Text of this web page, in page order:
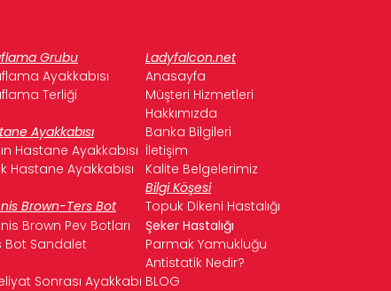
Grubu
Ladyfalcon.net
Ayakkabısı
Anasayfa
Terliği
Müşteri Hizmetleri
Hakkımızda
Ayakkabısı
Banka Bilgileri
Hastane Ayakkabısı İletişim
Hastane Ayakkabısı
Kalite Belgelerimiz
Bilgi Köşesi
Brown-Ters Bot
Topuk Dikeni Hastalığı
Brown Pev Botları
Şeker Hastalığı
Bot Sandalet
Parmak Yamukluğu
Antistatik Nedir?
Sonrası Ayakkabı BLOG